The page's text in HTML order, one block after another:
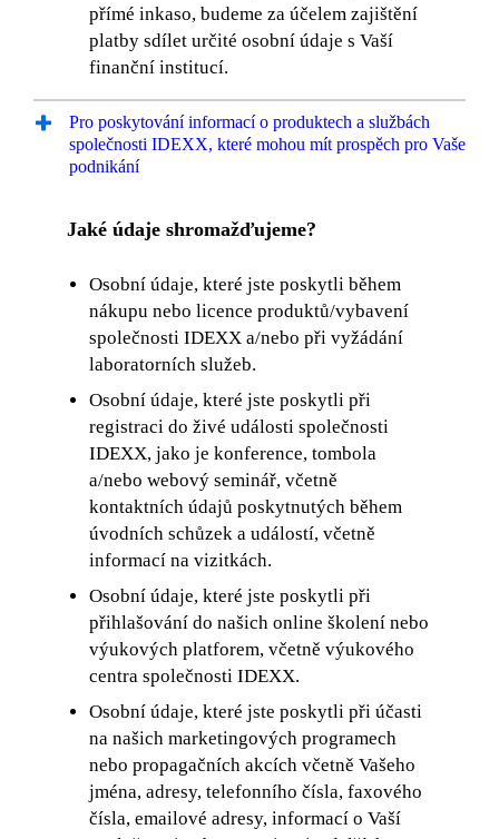
přímé inkaso, budeme za účelem zajištění
platby sdílet určité osobní údaje s Vaší
finanční institucí.
Pro poskytování informací o produktech a službách
společnosti IDEXX, které mohou mít prospěch pro Vaše
podnikání
Jaké údaje shromažďujeme?
Osobní údaje, které jste poskytli během
nákupu nebo licence produktů/vybavení
společnosti IDEXX a/nebo při vyžádání
laboratorních služeb.
Osobní údaje, které jste poskytli při
registraci do živé události společnosti
IDEXX, jako je konference, tombola
a/nebo webový seminář, včetně
kontaktních údajů poskytnutých během
úvodních schůzek a událostí, včetně
informací na vizitkách.
Osobní údaje, které jste poskytli při
přihlašování do našich online školení nebo
výukových platforem, včetně výukového
centra společnosti IDEXX.
Osobní údaje, které jste poskytli při účasti
na našich marketingových programech
nebo propagačních akcích včetně Vašeho
jména, adresy, telefonního čísla, faxového
čísla, emailové adresy, informací o Vaší